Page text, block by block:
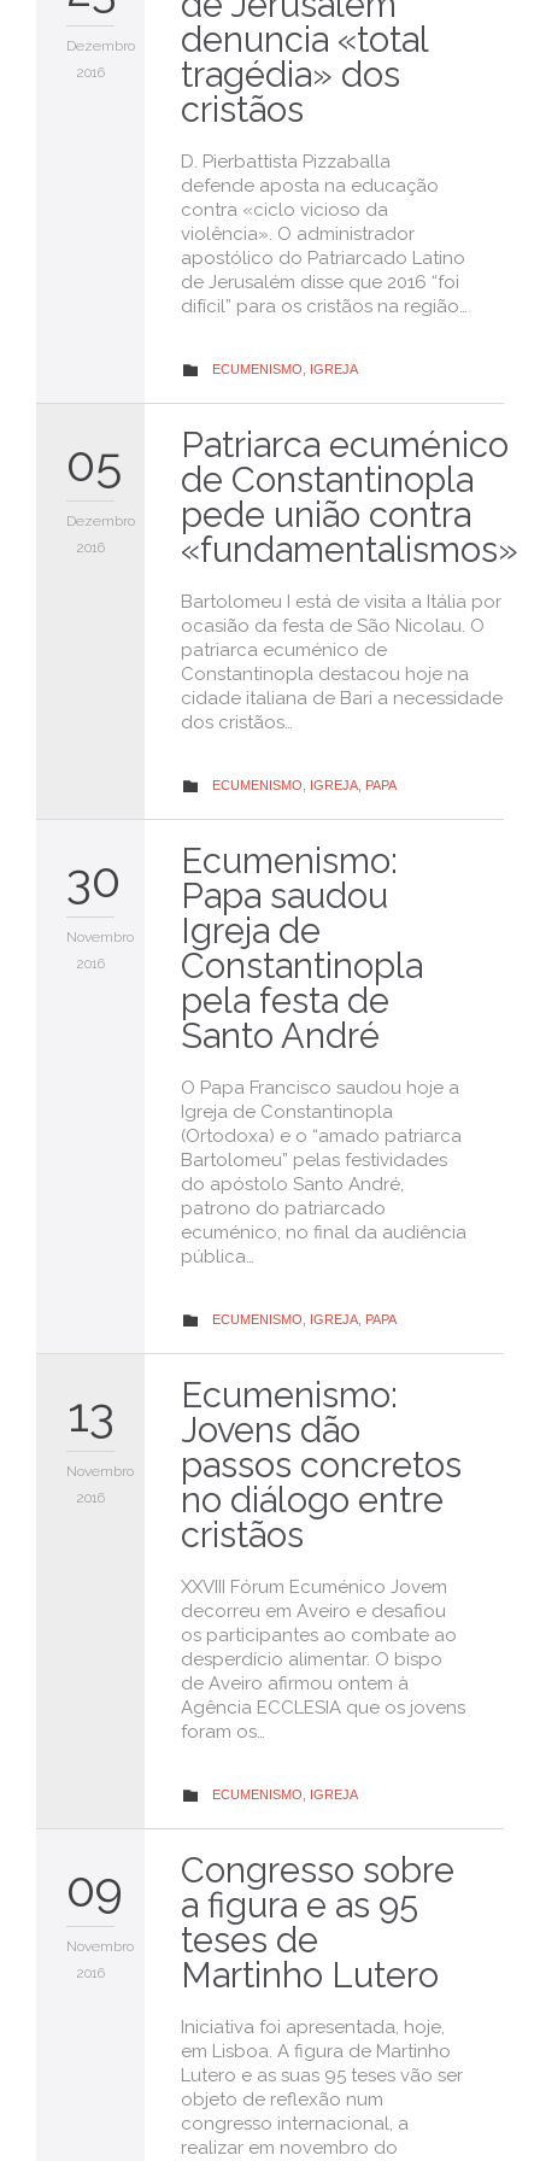
Dezembro
2016
denuncia «total
tragédia» dos
cristãos
D. Pierbattista Pizzaballa
defende aposta na educação
contra «ciclo vicioso da
violência». O administrador
apostólico do Patriarcado Latino
de Jerusalém disse que 2016 “foi
difícil” para os cristãos na região…
 CATEGORY
ECUMENISMO IGREJA
05
Dezembro
2016
Patriarca ecuménico
de Constantinopla
pede união contra
«fundamentalismos»
Bartolomeu I está de visita a Itália por
ocasião da festa de São Nicolau. O
patriarca ecuménico de
Constantinopla destacou hoje na
cidade italiana de Bari a necessidade
dos cristãos…
 CATEGORY
ECUMENISMO IGREJA PAPA
30
Novembro
2016
Ecumenismo:
Papa saudou
Igreja de
Constantinopla
pela festa de
Santo André
O Papa Francisco saudou hoje a
Igreja de Constantinopla
(Ortodoxa) e o “amado patriarca
Bartolomeu” pelas festividades
do apóstolo Santo André,
patrono do patriarcado
ecuménico, no final da audiência
pública…
 CATEGORY
ECUMENISMO IGREJA PAPA
13
Novembro
2016
Ecumenismo:
Jovens dão
passos concretos
no diálogo entre
cristãos
XXVIII Fórum Ecuménico Jovem
decorreu em Aveiro e desafiou
os participantes ao combate ao
desperdício alimentar. O bispo
de Aveiro afirmou ontem à
Agência ECCLESIA que os jovens
foram os…
 CATEGORY
ECUMENISMO IGREJA
09
Novembro
2016
Congresso sobre
a figura e as 95
teses de
Martinho Lutero
Iniciativa foi apresentada, hoje,
em Lisboa. A figura de Martinho
Lutero e as suas 95 teses vão ser
objeto de reflexão num
congresso internacional, a
realizar em novembro do